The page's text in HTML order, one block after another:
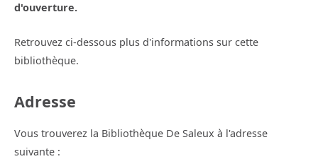
d'ouverture.
Retrouvez ci-dessous plus d'informations sur cette
bibliothèque.
Adresse
Vous trouverez la Bibliothèque De Saleux à l'adresse
suivante :